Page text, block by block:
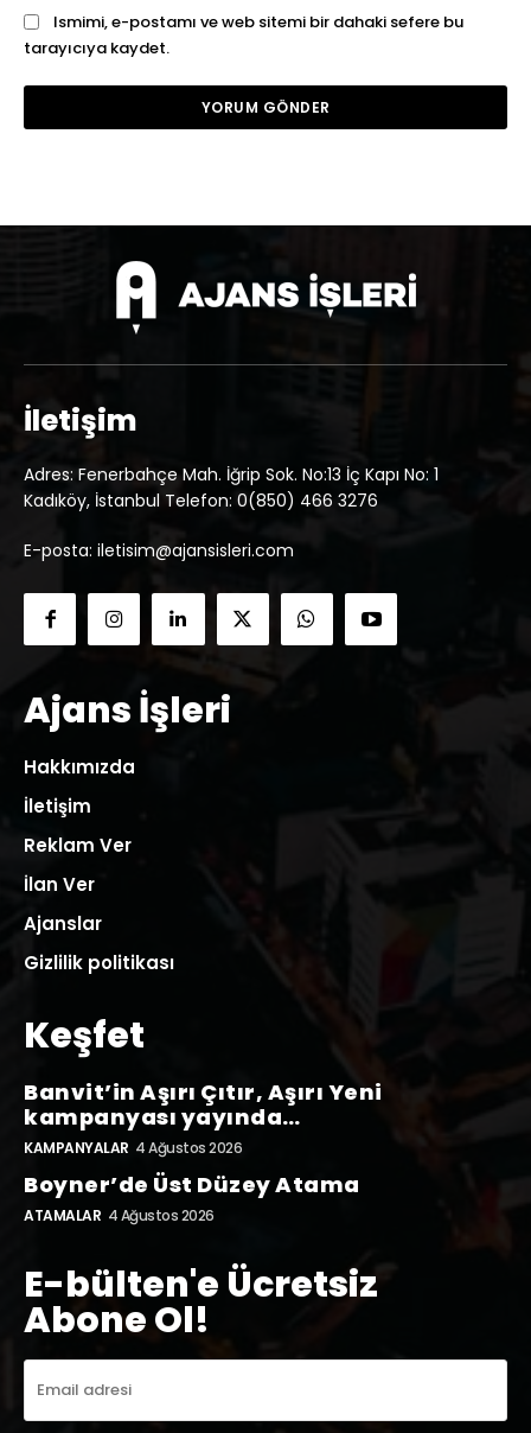
Ismimi, e-postamı ve web sitemi bir dahaki sefere bu
tarayıcıya kaydet.
İletişim
Adres: Fenerbahçe Mah. İğrip Sok. No:13 İç Kapı No: 1
Kadıköy, İstanbul Telefon: 0(850) 466 3276
E-posta: iletisim@ajansisleri.com
Ajans İşleri
Hakkımızda
İletişim
Reklam Ver
İlan Ver
Ajanslar
Gizlilik politikası
Keşfet
Banvit’in Aşırı Çıtır, Aşırı Yeni
kampanyası yayında…
KAMPANYALAR 4 Ağustos 2026
Boyner’de Üst Düzey Atama
ATAMALAR 4 Ağustos 2026
E-bülten'e Ücretsiz
Abone Ol!